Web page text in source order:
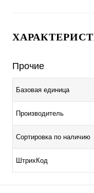
Прочие
Базовая единица
Производитель
Сортировка по наличию
ШтрихКод